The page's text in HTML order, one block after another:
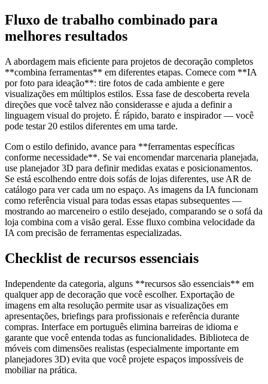
Fluxo de trabalho combinado para
melhores resultados
A abordagem mais eficiente para projetos de decoração completos
**combina ferramentas** em diferentes etapas. Comece com **IA
por foto para ideação**: tire fotos de cada ambiente e gere
visualizações em múltiplos estilos. Essa fase de descoberta revela
direções que você talvez não considerasse e ajuda a definir a
linguagem visual do projeto. É rápido, barato e inspirador — você
pode testar 20 estilos diferentes em uma tarde.
Com o estilo definido, avance para **ferramentas específicas
conforme necessidade**. Se vai encomendar marcenaria planejada,
use planejador 3D para definir medidas exatas e posicionamentos.
Se está escolhendo entre dois sofás de lojas diferentes, use AR de
catálogo para ver cada um no espaço. As imagens da IA funcionam
como referência visual para todas essas etapas subsequentes —
mostrando ao marceneiro o estilo desejado, comparando se o sofá da
loja combina com a visão geral. Esse fluxo combina velocidade da
IA com precisão de ferramentas especializadas.
Checklist de recursos essenciais
Independente da categoria, alguns **recursos são essenciais** em
qualquer app de decoração que você escolher. Exportação de
imagens em alta resolução permite usar as visualizações em
apresentações, briefings para profissionais e referência durante
compras. Interface em português elimina barreiras de idioma e
garante que você entenda todas as funcionalidades. Biblioteca de
móveis com dimensões realistas (especialmente importante em
planejadores 3D) evita que você projete espaços impossíveis de
mobiliar na prática.